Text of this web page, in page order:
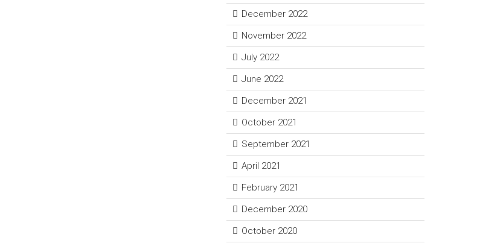
December 2022
November 2022
July 2022
June 2022
December 2021
October 2021
September 2021
April 2021
February 2021
December 2020
October 2020